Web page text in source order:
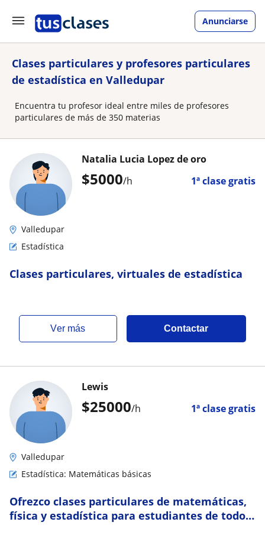
Anunciarse
Clases particulares y profesores particulares
de estadística en Valledupar
Encuentra tu profesor ideal entre miles de profesores
particulares de más de 350 materias
$5000/h 1ª clase gratis
Natalia Lucia Lopez de oro
Valledupar
Estadística
Clases particulares, virtuales de estadística
ver más Contactar
$25000/h 1ª clase gratis
Lewis
Valledupar
Estadística: Matemáticas básicas
Ofrezco clases particulares de matemáticas,
física y estadística para estudiantes de todos